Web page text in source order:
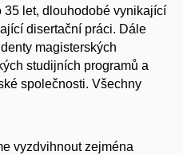
let, dlouhodobé vynikající
disertační práci. Dále
magisterských
studijních programů a
společnosti. Všechny
vyzdvihnout zejména